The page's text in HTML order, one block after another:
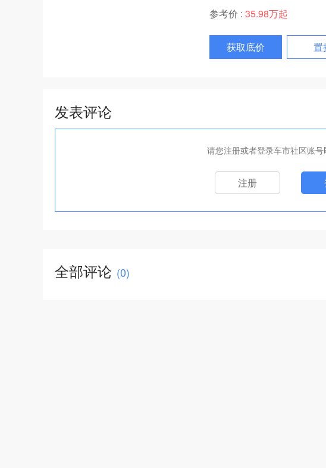
参考价 : 35.98万起
获取底价 置
发表评论
请您注册或者登录车市社区账号
注册
全部评论 (0)